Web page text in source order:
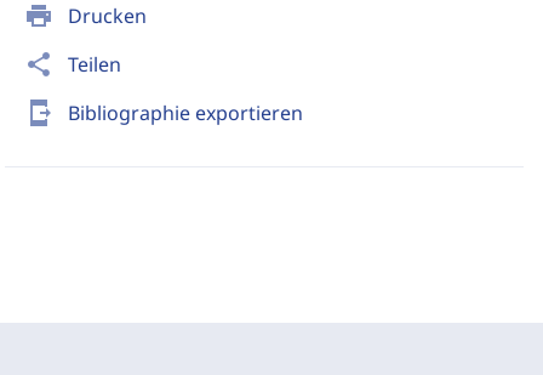
print Drucken
share Teilen
send_to_mobile Bibliographie exportieren